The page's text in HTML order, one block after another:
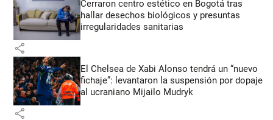
Cerraron centro estético en Bogotá tras
hallar desechos biológicos y presuntas
irregularidades sanitarias
share
El Chelsea de Xabi Alonso tendrá un “nuevo
fichaje”: levantaron la suspensión por dopaje
al ucraniano Mijailo Mudryk
share